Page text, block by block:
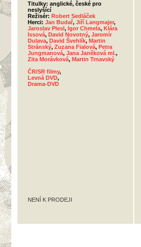
Titulky: anglické, české pro
neslyšící
Režisér: Robert Sedláček
Herci: Jan Budař, Jiří Langmajer,
Jaroslav Plesl, Igor Chmela, Klára
Issová, David Novotný, Jaromír
Dulava, David Švehlík, Martin
Stránský, Zuzana Fialová, Petra
Jungmanová, Jana Janěková ml.,
Zita Morávková, Martin Trnavský
ČR/SR filmy,
Levná DVD,
Drama-DVD
NENÍ K PRODEJI